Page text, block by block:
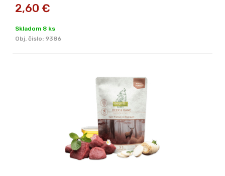
2,60 €
Skladom 8 ks
Obj. čislo: 9386